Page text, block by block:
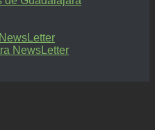
NewsLetter